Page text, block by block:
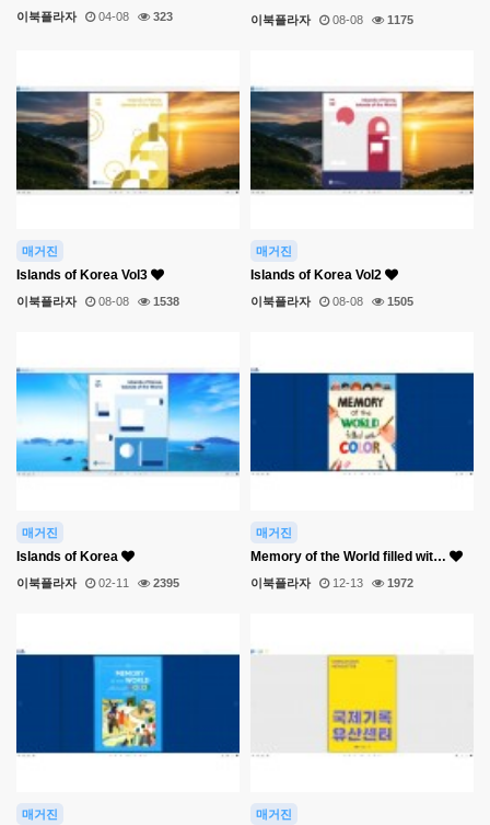
이북플라자 04-08 323 이북플라자 08-08 1175
매거진
Islands of Korea Vol3
이북플라자 08-08 1538
매거진
Islands of Korea Vol2
이북플라자 08-08 1505
매거진
Islands of Korea
이북플라자 02-11 2395
매거진
Memory of the World filled wit…
이북플라자 12-13 1972
매거진 매거진